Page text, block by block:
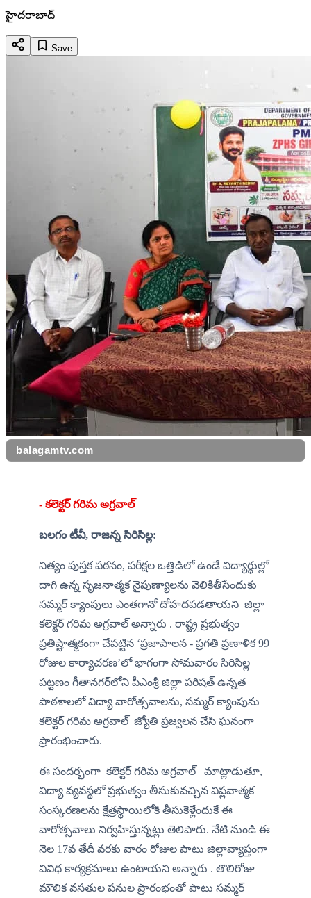
హైదరాబాద్
Save
balagamtv.com
- కలెక్టర్ గరిమ అగ్రవాల్
బలగం టీవీ, రాజన్న సిరిసిల్ల:
నిత్యం పుస్తక పఠనం, పరీక్షల ఒత్తిడిలో ఉండే విద్యార్థుల్లో
దాగి ఉన్న సృజనాత్మక నైపుణ్యాలను వెలికితీసేందుకు
సమ్మర్ క్యాంపులు ఎంతగానో దోహదపడతాయని  జిల్లా
కలెక్టర్ గరిమ అగ్రవాల్ అన్నారు . రాష్ట్ర ప్రభుత్వం
ప్రతిష్టాత్మకంగా చేపట్టిన ‘ప్రజాపాలన - ప్రగతి ప్రణాళిక 99
రోజుల కార్యాచరణ’లో భాగంగా సోమవారం సిరిసిల్ల
పట్టణం గీతానగర్‌లోని పీఎంశ్రీ జిల్లా పరిషత్ ఉన్నత
పాఠశాలలో విద్యా వారోత్సవాలను, సమ్మర్ క్యాంపును
కలెక్టర్ గరిమ అగ్రవాల్  జ్యోతి ప్రజ్వలన చేసి ఘనంగా
ప్రారంభించారు.
​ఈ సందర్భంగా  కలెక్టర్ గరిమ అగ్రవాల్   మాట్లాడుతూ,
విద్యా వ్యవస్థలో ప్రభుత్వం తీసుకువచ్చిన విప్లవాత్మక
సంస్కరణలను క్షేత్రస్థాయిలోకి తీసుకెళ్లేందుకే ఈ
వారోత్సవాలు నిర్వహిస్తున్నట్లు తెలిపారు. నేటి నుండి ఈ
నెల 17వ తేదీ వరకు వారం రోజుల పాటు జిల్లావ్యాప్తంగా
వివిధ కార్యక్రమాలు ఉంటాయని అన్నారు . తొలిరోజు
మౌలిక వసతుల పనుల ప్రారంభంతో పాటు సమ్మర్